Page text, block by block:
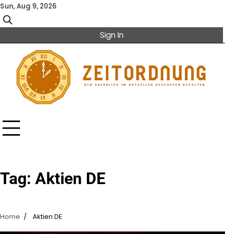
Skip
to
content
Sun, Aug 9, 2026
Sign In
Tag: Aktien DE
Home Aktien DE